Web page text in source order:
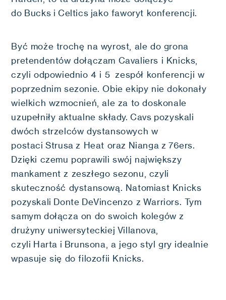
do Bucks i Celtics jako faworyt konferencji.
Być może trochę na wyrost, ale do grona
pretendentów dołączam Cavaliers i Knicks,
czyli odpowiednio 4 i 5 zespół konferencji w
poprzednim sezonie. Obie ekipy nie dokonały
wielkich wzmocnień, ale za to doskonale
uzupełniły aktualne składy. Cavs pozyskali
dwóch strzelców dystansowych w
postaci Strusa z Heat oraz Nianga z 76ers.
Dzięki czemu poprawili swój największy
mankament z zeszłego sezonu, czyli
skuteczność dystansową. Natomiast Knicks
pozyskali Donte DeVincenzo z Warriors. Tym
samym dołącza on do swoich kolegów z
drużyny uniwersyteckiej Villanova,
czyli Harta i Brunsona, a jego styl gry idealnie
wpasuje się do filozofii Knicks.